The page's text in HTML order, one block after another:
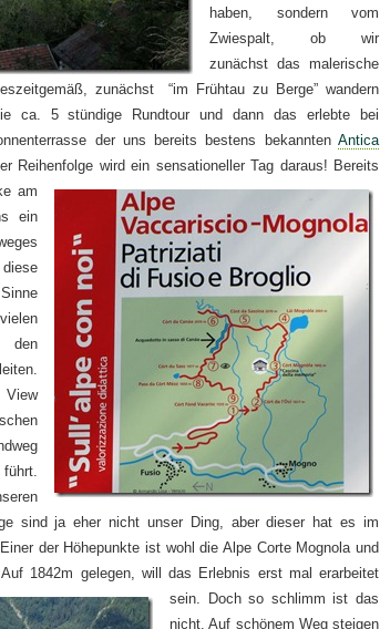
haben, sondern vom
Zwiespalt, ob wir
zunächst das malerische
zunächst “im Frühtau zu Berge” wandern
ca. 5 stündige Rundtour und dann das erlebte bei
der uns bereits bestens bekannten Antica
Reihenfolge wird ein sensationeller Tag daraus! Bereits
am
ein
den
View
sind ja eher nicht unser Ding, aber dieser hat es im
der Höhepunkte ist wohl die Alpe Corte Mognola und
1842m gelegen, will das Erlebnis erst mal erarbeitet
sein. Doch so schlimm ist das
nicht. Auf schönem Weg steigen